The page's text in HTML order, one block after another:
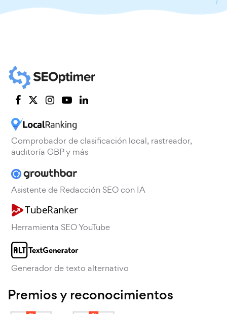
Comprobador de clasificación local, rastreador,
auditoría GBP y más
Asistente de Redacción SEO con IA
Herramienta SEO YouTube
Generador de texto alternativo
Premios y reconocimientos